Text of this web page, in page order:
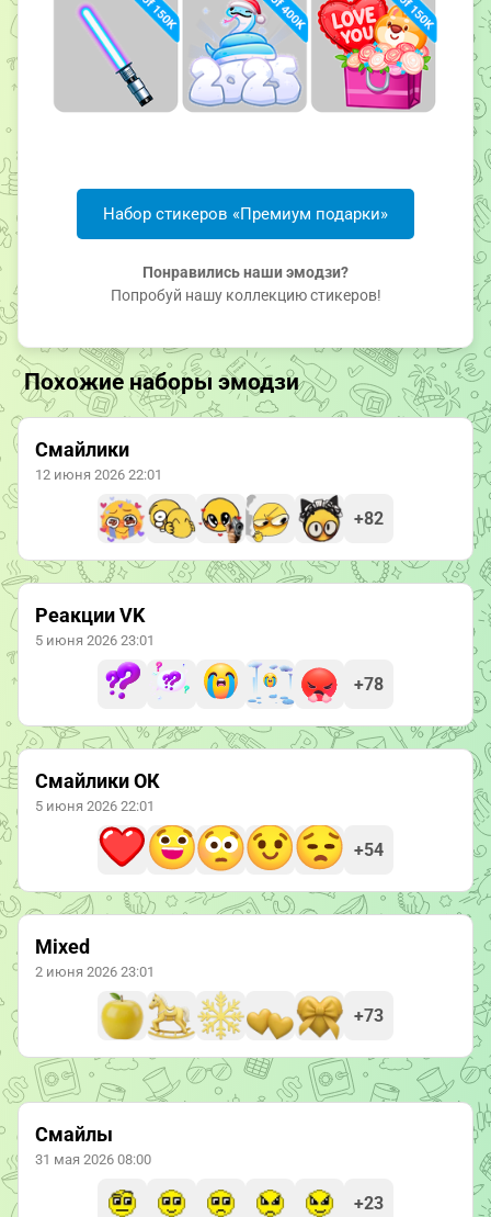
Набор стикеров «Премиум подарки»
Понравились наши эмодзи?
Попробуй нашу коллекцию стикеров!
Похожие наборы эмодзи
Смайлики
12 июня 2026 22:01
+82
Реакции VK
5 июня 2026 23:01
+78
Смайлики ОК
5 июня 2026 22:01
+54
Mixed
2 июня 2026 23:01
+73
Смайлы
31 мая 2026 08:00
+23